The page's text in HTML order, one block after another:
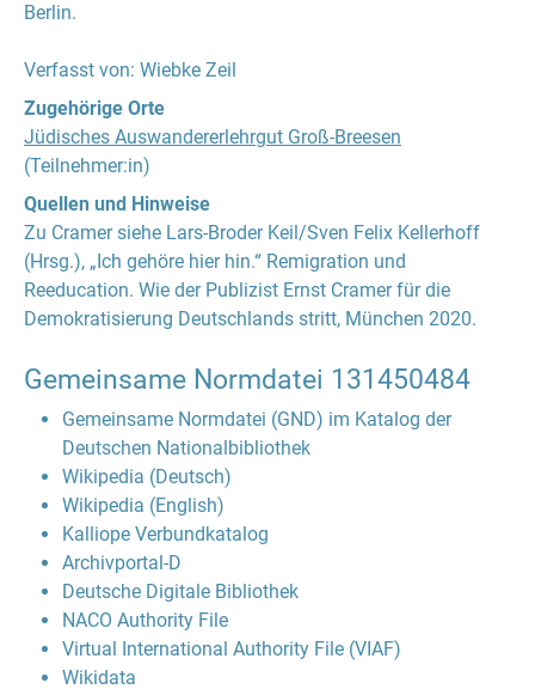
Berlin.
Verfasst von: Wiebke Zeil
Zugehörige Orte
Jüdisches Auswandererlehrgut Groß-Breesen
(Teilnehmer:in)
Quellen und Hinweise
Zu Cramer siehe Lars-Broder Keil/Sven Felix Kellerhoff
(Hrsg.), „Ich gehöre hier hin.“ Remigration und
Reeducation. Wie der Publizist Ernst Cramer für die
Demokratisierung Deutschlands stritt, München 2020.
Gemeinsame Normdatei 131450484
Gemeinsame Normdatei (GND) im Katalog der
Deutschen Nationalbibliothek
Wikipedia (Deutsch)
Wikipedia (English)
Kalliope Verbundkatalog
Archivportal-D
Deutsche Digitale Bibliothek
NACO Authority File
Virtual International Authority File (VIAF)
Wikidata